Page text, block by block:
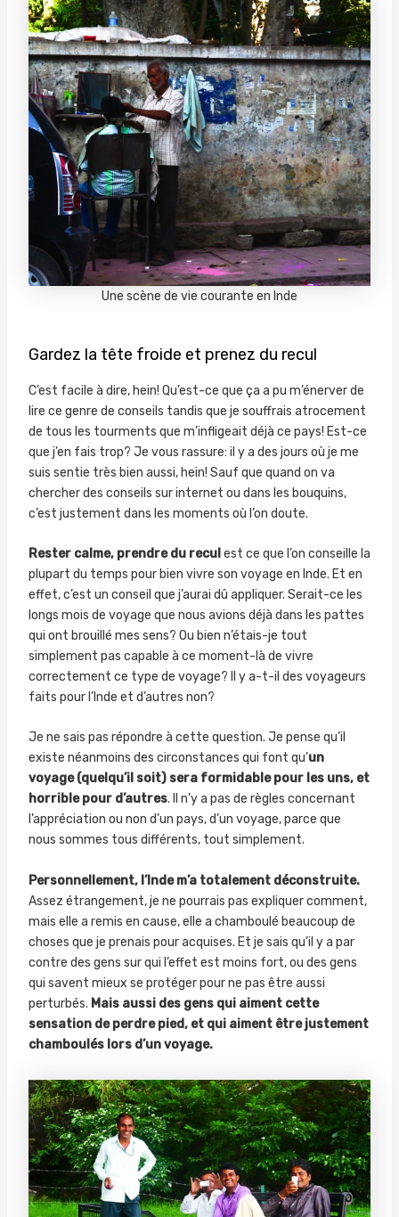
Une scène de vie courante en Inde
Gardez la tête froide et prenez du recul
C’est facile à dire, hein! Qu’est-ce que ça a pu m’énerver de
lire ce genre de conseils tandis que je souffrais atrocement
de tous les tourments que m’infligeait déjà ce pays! Est-ce
que j’en fais trop? Je vous rassure: il y a des jours où je me
suis sentie très bien aussi, hein! Sauf que quand on va
chercher des conseils sur internet ou dans les bouquins,
c’est justement dans les moments où l’on doute.
Rester calme, prendre du recul est ce que l’on conseille la
plupart du temps pour bien vivre son voyage en Inde. Et en
effet, c’est un conseil que j’aurai dû appliquer. Serait-ce les
longs mois de voyage que nous avions déjà dans les pattes
qui ont brouillé mes sens? Ou bien n’étais-je tout
simplement pas capable à ce moment-là de vivre
correctement ce type de voyage? Il y a-t-il des voyageurs
faits pour l’Inde et d’autres non?
Je ne sais pas répondre à cette question. Je pense qu’il
existe néanmoins des circonstances qui font qu’un
voyage (quelqu’il soit) sera formidable pour les uns, et
horrible pour d’autres. Il n’y a pas de règles concernant
l’appréciation ou non d’un pays, d’un voyage, parce que
nous sommes tous différents, tout simplement.
Personnellement, l’Inde m’a totalement déconstruite.
Assez étrangement, je ne pourrais pas expliquer comment,
mais elle a remis en cause, elle a chamboulé beaucoup de
choses que je prenais pour acquises. Et je sais qu’il y a par
contre des gens sur qui l’effet est moins fort, ou des gens
qui savent mieux se protéger pour ne pas être aussi
perturbés. Mais aussi des gens qui aiment cette
sensation de perdre pied, et qui aiment être justement
chamboulés lors d’un voyage.